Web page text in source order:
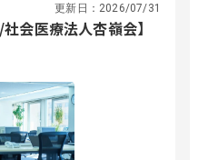
更新日： 2026/07/31
会医療法人杏嶺会】